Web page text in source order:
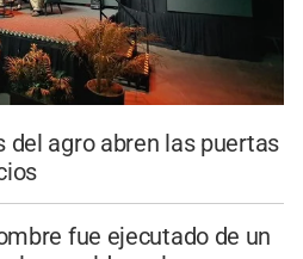
del agro abren las puertas
fue ejecutado de un